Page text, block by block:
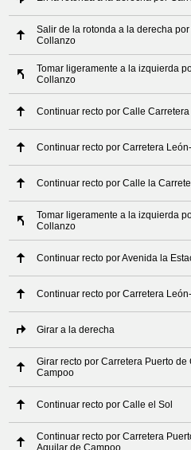
Salir de la rotonda a la derecha
Collanzo
Tomar ligeramente a la izquierda
Collanzo
Continuar recto por Calle Carretera
Continuar recto por Carretera
Continuar recto por Calle la
Tomar ligeramente a la izquierda
Collanzo
Continuar recto por Avenida la
Continuar recto por Carretera
Girar a la derecha
Girar recto por Carretera Puerto de
Campoo
Continuar recto por Calle el Sol
Continuar recto por Carretera
Aguilar de Campoo